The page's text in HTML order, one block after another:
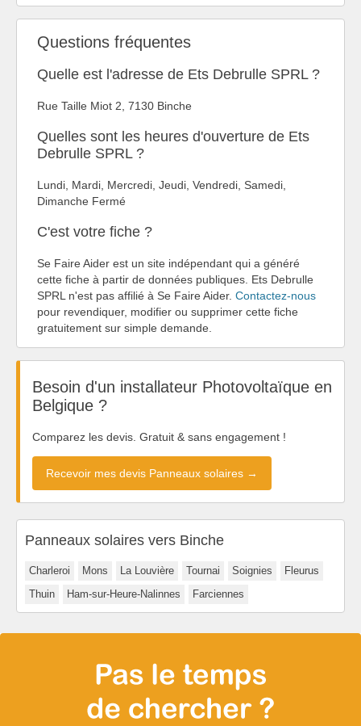
Questions fréquentes
Quelle est l'adresse de Ets Debrulle SPRL ?
Rue Taille Miot 2, 7130 Binche
Quelles sont les heures d'ouverture de Ets
Debrulle SPRL ?
Lundi, Mardi, Mercredi, Jeudi, Vendredi, Samedi,
Dimanche Fermé
C'est votre fiche ?
Se Faire Aider est un site indépendant qui a généré
cette fiche à partir de données publiques. Ets Debrulle
SPRL n'est pas affilié à Se Faire Aider. Contactez-nous
pour revendiquer, modifier ou supprimer cette fiche
gratuitement sur simple demande.
Besoin d'un installateur Photovoltaïque en
Belgique ?
Comparez les devis. Gratuit & sans engagement !
Recevoir mes devis Panneaux solaires →
Panneaux solaires vers Binche
Charleroi Mons La Louvière Tournai Soignies
Fleurus
Thuin
Ham-sur-Heure-Nalinnes Farciennes